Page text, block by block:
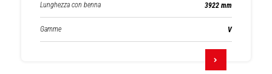
Lunghezza con benna 3922 mm
Gamme V